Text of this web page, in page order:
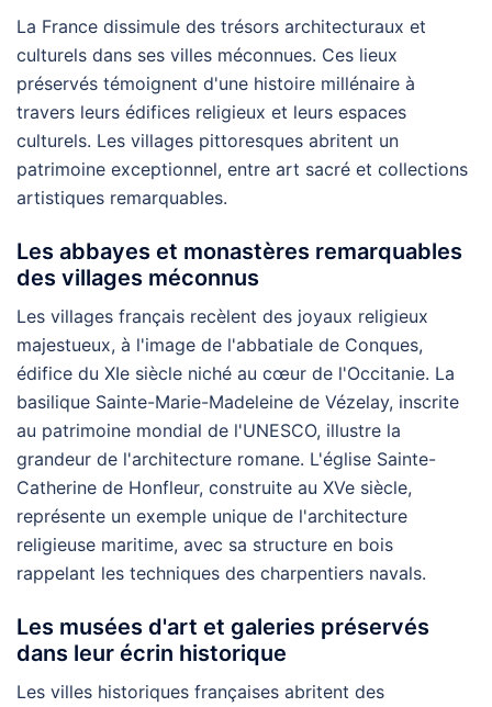
La France dissimule des trésors architecturaux et
culturels dans ses villes méconnues. Ces lieux
préservés témoignent d'une histoire millénaire à
travers leurs édifices religieux et leurs espaces
culturels. Les villages pittoresques abritent un
patrimoine exceptionnel, entre art sacré et collections
artistiques remarquables.
Les abbayes et monastères remarquables
des villages méconnus
Les villages français recèlent des joyaux religieux
majestueux, à l'image de l'abbatiale de Conques,
édifice du XIe siècle niché au cœur de l'Occitanie. La
basilique Sainte-Marie-Madeleine de Vézelay, inscrite
au patrimoine mondial de l'UNESCO, illustre la
grandeur de l'architecture romane. L'église Sainte-
Catherine de Honfleur, construite au XVe siècle,
représente un exemple unique de l'architecture
religieuse maritime, avec sa structure en bois
rappelant les techniques des charpentiers navals.
Les musées d'art et galeries préservés
dans leur écrin historique
Les villes historiques françaises abritent des